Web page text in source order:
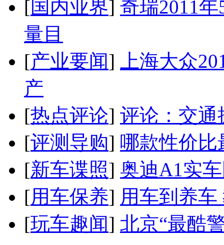
[国内业界] 奇瑞2011
量目
[产业要闻]
上海大众
产
[热点评论] 评论：交通
[评测导购] 哪款性价比
[新车谍照] 奥迪A1实
[用车保养] 用车到养
[玩车趣闻] 北京“最酷